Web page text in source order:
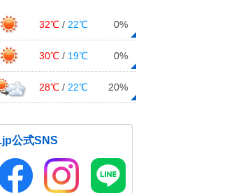
32℃ / 22℃ 0%
30℃ / 19℃ 0%
28℃ / 22℃ 20%
公式SNS